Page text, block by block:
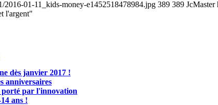
01-11_kids-money-e1452518478984.jpg 389 389 JcMaster
l'argent"
dès janvier 2017 !
anniversaires
par l'innovation
ans !